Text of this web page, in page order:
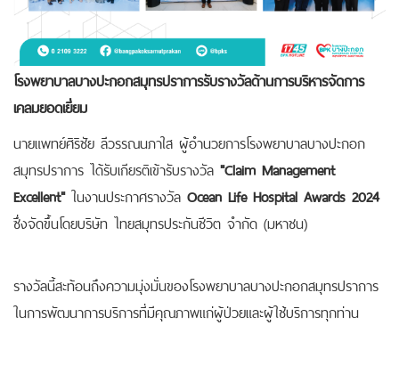
โรงพยาบาลบางปะกอกสมุทรปราการรับรางวัลด้านการบริหารจัดการ
เคลมยอดเยี่ยม
นายแพทย์ศิริชัย ลีวรรณนภาใส ผู้อำนวยการโรงพยาบาลบางปะกอก
สมุทรปราการ ได้รับเกียรติเข้ารับรางวัล "Claim Management
Excellent"ในงานประกาศรางวัล Ocean Life Hospital Awards 2024
ซึ่งจัดขึ้นโดยบริษัท ไทยสมุทรประกันชีวิต จำกัด (มหาชน)
รางวัลนี้สะท้อนถึงความมุ่งมั่นของโรงพยาบาลบางปะกอกสมุทรปราการ
ในการพัฒนาการบริการที่มีคุณภาพแก่ผู้ป่วยและผู้ใช้บริการทุกท่าน